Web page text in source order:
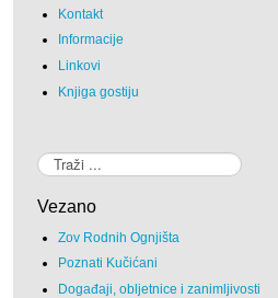
Kontakt
Informacije
Linkovi
Knjiga gostiju
Traži...
Vezano
Zov Rodnih Ognjišta
Poznati Kučićani
Događaji, obljetnice i zanimljivosti